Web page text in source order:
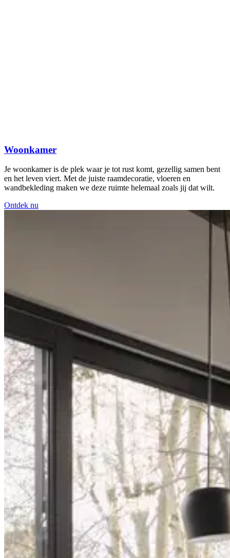
Woonkamer
Je woonkamer is de plek waar je tot rust komt, gezellig samen bent
en het leven viert. Met de juiste raamdecoratie, vloeren en
wandbekleding maken we deze ruimte helemaal zoals jij dat wilt.
Ontdek nu